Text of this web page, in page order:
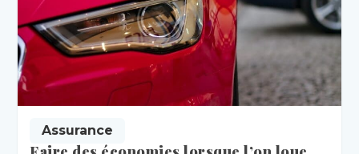
Assurance